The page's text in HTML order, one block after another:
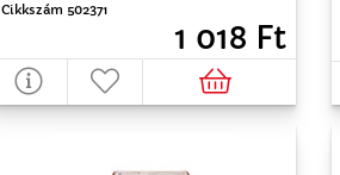
Cikkszám 502371
1 018 Ft